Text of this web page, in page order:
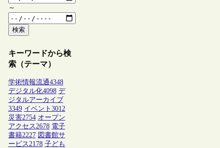
～
検索
キーワードから検
索（テーマ）
学術情報流通4348
デジタル化4098 デ
ジタルアーカイブ
3349 イベント 3012
災害2754 オープン
アクセス 2678 電子
書籍2227 図書館サ
ービス 2178 子ども